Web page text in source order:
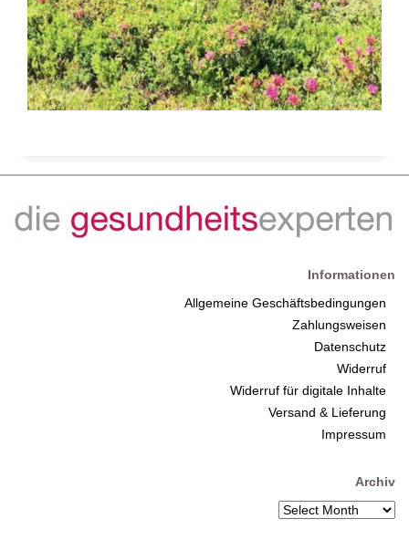
Informationen
Allgemeine Geschäftsbedingungen
Zahlungsweisen
Datenschutz
Widerruf
Widerruf für digitale Inhalte
Versand & Lieferung
Impressum
Archiv